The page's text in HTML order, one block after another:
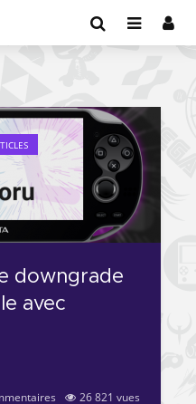
downgrade
avec
26 821 vues